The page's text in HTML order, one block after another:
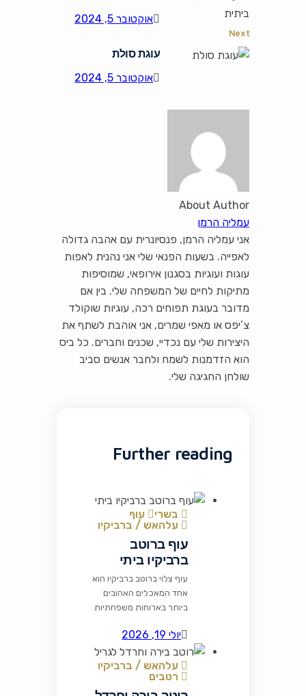
אוקטובר 5, 2024
Next
עוגת סולת
אוקטובר 5, 2024
About Author
עמליה הרמן
אני עמליה הרמן, פנסיונרית עם אהבה גדולה
לאפייה. בשעות הפנאי שלי אני נהנית לאפות
עוגות ועוגיות בסגנון אירופאי, שמוסיפות
מתיקות לחיים של המשפחה שלי. בין אם
מדובר בעוגת תפוחים רכה, עוגיות שוקולד
צ’יפס או מאפי שמרים, אני אוהבת לשתף את
היצירות שלי עם נכדיי, שכנים וחברים. כל ביס
הוא הזדמנות לשמח ולחבר אנשים סביב
שולחן החגיגה שלי.
Further reading
בשרי
עוף
עלהאש / ברביקיו
עוף ברוטב
ברביקיו ביתי
עוף צלוי ברוטב ברביקיו הוא
אחד המאכלים האהובים
ביותר בארוחות משפחתיות
עוף עסיסי לרוטב מתקתק,
מעט חריף ועשיר בתבלינים
יוצר מנה מרשימה שקל
להכין ומענגת כל סועד.
רכיבים לרוטב הברביקיו 1
יולי 19, 2026
עלהאש / ברביקיו
רטבים